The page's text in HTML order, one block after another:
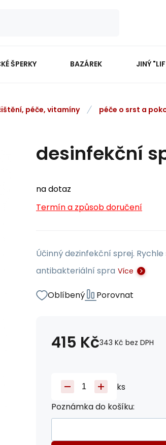
ŠPERKY BAZÁREK JINÝ
péče, vitamíny
péče o srst a
desinfekční
na dotaz
Termín a způsob doručení
Účinný dezinfekční sprej.
antibakteriální spra Více
Oblíbený Porovnat
415 Kč343 Kč bez DPH
ks
Poznámka do košíku: